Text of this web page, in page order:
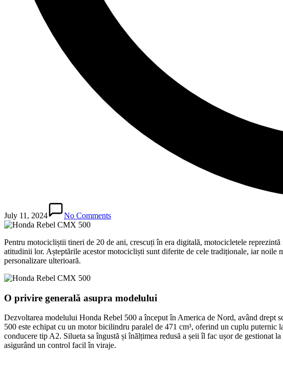
July 11, 2024 No Comments
Pentru motocicliștii tineri de 20 de ani, crescuți în era digitală, motocicletele
atitudinii lor. Așteptările acestor motocicliști sunt diferite de cele tradiționale, iar noile
personalizare ulterioară.
O privire generală asupra modelului
Dezvoltarea modelului Honda Rebel 500 a început în America de Nord, având drept
500 este echipat cu un motor bicilindru paralel de 471 cm³, oferind un cuplu
conducere tip A2. Silueta sa îngustă și înălțimea redusă a șeii îl fac ușor de gestionat
asigurând un control facil în viraje.